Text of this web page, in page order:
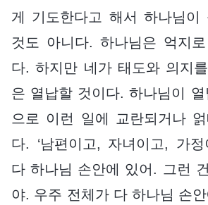
게 기도한다고 해서 하나님이
것도 아니다. 하나님은 억지
다. 하지만 네가 태도와 의지
은 열납할 것이다. 하나님이
으로 이런 일에 교란되거나
다. ‘남편이고, 자녀이고, 가
다 하나님 손안에 있어. 그런
야. 우주 전체가 다 하나님 손